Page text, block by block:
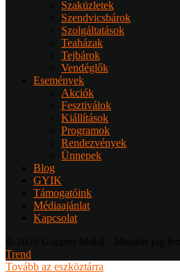
Szaküzletek
Szendvicsbárok
Szolgáltatások
Teaházak
Tejbárok
Vendéglők
Események
Akciók
Fesztiválok
Kiállítások
Programok
Rendezvények
Ünnepek
Blog
GYIK
Támogatóink
Médiaajánlat
Kapcsolat
Trend
Tovább az eszköztárra